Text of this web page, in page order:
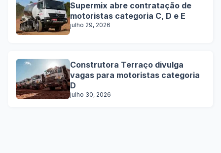
Supermix abre contratação de
motoristas categoria C, D e E
julho 29, 2026
Construtora Terraço divulga
vagas para motoristas categoria
D
julho 30, 2026